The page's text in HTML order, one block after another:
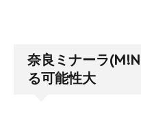
奈良ミナーラ
る可能性大